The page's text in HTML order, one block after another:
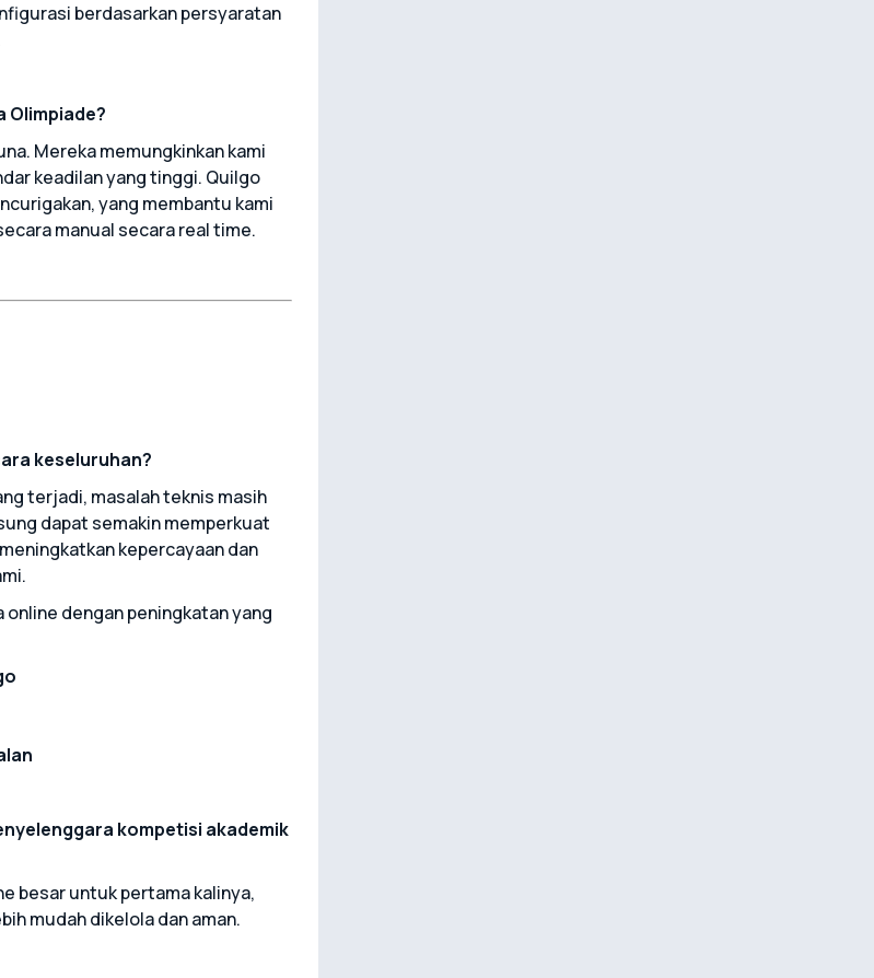
berdasarkan persyaratan
Olimpiade?
Mereka memungkinkan kami
keadilan yang tinggi. Quilgo
yang membantu kami
manual secara real time.
keseluruhan?
terjadi, masalah teknis masih
dapat semakin memperkuat
kepercayaan dan
online dengan peningkatan yang
kompetisi akademik
besar untuk pertama kalinya,
mudah dikelola dan aman.